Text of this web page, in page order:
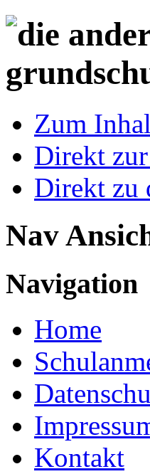
Zum
Direkt
Direkt zu
Nav
Navigation
Home
Kontakt